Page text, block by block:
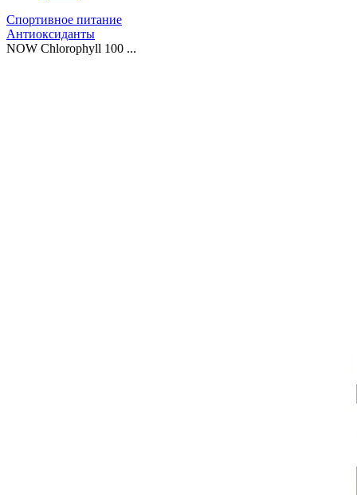
Спортивное питание
Антиоксиданты
NOW Chlorophyll 100 ...